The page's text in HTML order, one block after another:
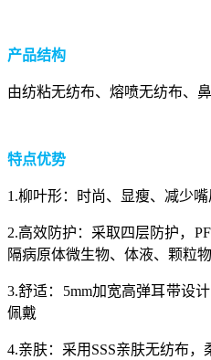
产品结构
由纺粘无纺布、熔喷无纺布、
特点优势
1.柳叶形：时尚、显瘦、减少
2.高效防护：采取四层防护，
隔病原体微生物、体液、颗粒
3.舒适：5mm加宽高弹耳带设
佩戴
4.亲肤：采用SSS亲肤无纺布